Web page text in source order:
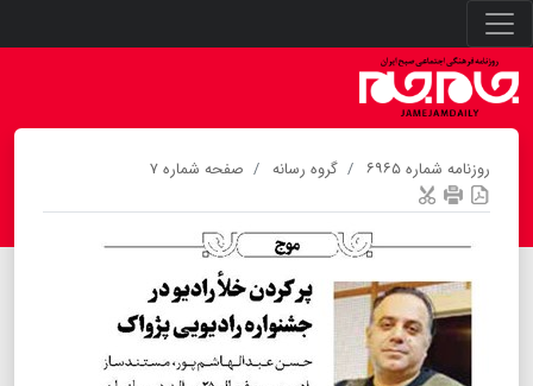
روزنامه شماره ۶۹۶۵ گروه رسانه صفحه شماره ۷